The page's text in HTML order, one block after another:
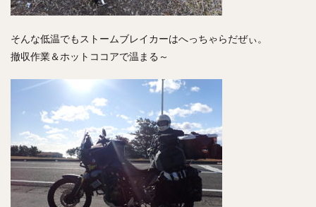
そんな低温でもストームブレイカーはへっちゃらだぜぃ。
撤収作業＆ホットココアで温まる～